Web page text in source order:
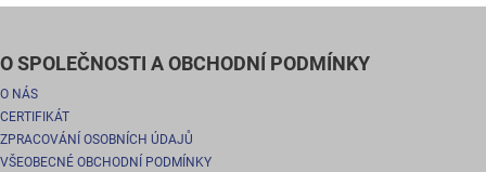
O SPOLEČNOSTI A OBCHODNÍ PODMÍNKY
O NÁS
CERTIFIKÁT
ZPRACOVÁNÍ OSOBNÍCH ÚDAJŮ
VŠEOBECNÉ OBCHODNÍ PODMÍNKY